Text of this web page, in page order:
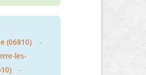
(06810)
-
les-
-